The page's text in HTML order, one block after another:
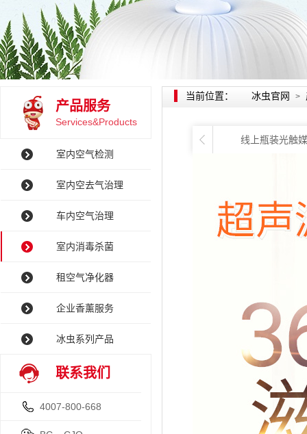
产品服务
Services&Products
室内空气检测
室内空去气治理
车内空气治理
室内消毒杀菌
租空气净化器
企业香薰服务
冰虫系列产品
联系我们
4007-800-668
当前位置： 冰虫官网 >
线上瓶装光触媒